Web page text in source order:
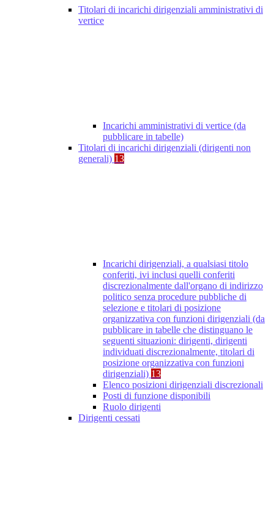
Titolari di incarichi dirigenziali amministrativi di
vertice
Incarichi amministrativi di vertice (da
pubblicare in tabelle)
Titolari di incarichi dirigenziali (dirigenti non
generali) 13
Incarichi dirigenziali, a qualsiasi titolo
conferiti, ivi inclusi quelli conferiti
discrezionalmente dall'organo di indirizzo
politico senza procedure pubbliche di
selezione e titolari di posizione
organizzativa con funzioni dirigenziali (da
pubblicare in tabelle che distinguano le
seguenti situazioni: dirigenti, dirigenti
individuati discrezionalmente, titolari di
posizione organizzativa con funzioni
dirigenziali) 13
Elenco posizioni dirigenziali discrezionali
Posti di funzione disponibili
Ruolo dirigenti
Dirigenti cessati